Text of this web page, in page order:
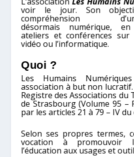
voir le jour. Son
compréhension
désormais numérique,
ateliers et conférences
vidéo ou l’informatique.
Quoi ?
Les Humains
association à but non
Registre des Associations du
de Strasbourg (Volume 95 –
par les articles 21 à 79 – IV du
Selon ses propres termes,
vocation à promouvoir
l’éducation aux usages et